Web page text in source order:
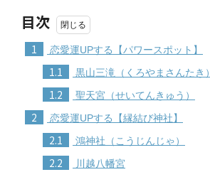
目次
1 恋愛運UPする【パワースポット】
1.1 黒山三滝（くろやまさんたき）
1.2 聖天宮（せいてんきゅう）
2 恋愛運UPする【縁結び神社】
2.1 鴻神社（こうじんじゃ）
2.2 川越八幡宮